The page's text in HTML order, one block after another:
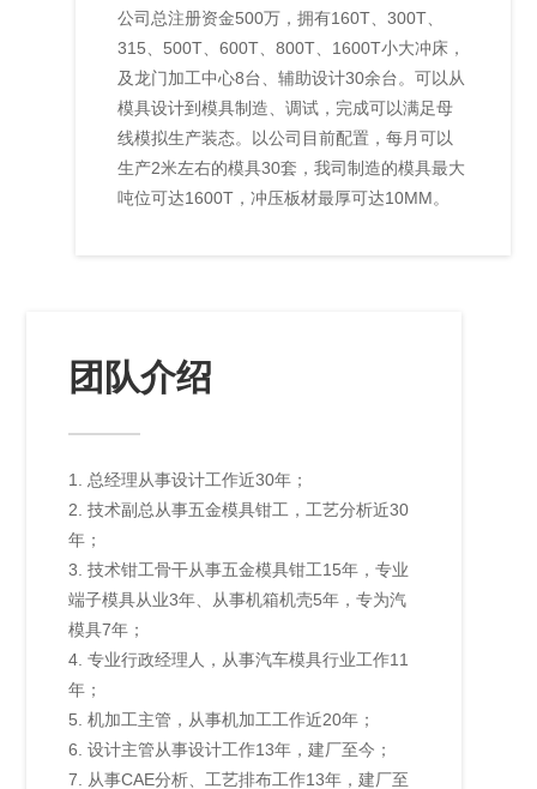
公司总注册资金500万，拥有160T、300T、
315、500T、600T、800T、1600T小大冲床，
及龙门加工中心8台、辅助设计30余台。可以从
模具设计到模具制造、调试，完成可以满足母
线模拟生产装态。以公司目前配置，每月可以
生产2米左右的模具30套，我司制造的模具最大
吨位可达1600T，冲压板材最厚可达10MM。
团队介绍
1. 总经理从事设计工作近30年；
2. 技术副总从事五金模具钳工，工艺分析近30
年；
3. 技术钳工骨干从事五金模具钳工15年，专业
端子模具从业3年、从事机箱机壳5年，专为汽
模具7年；
4. 专业行政经理人，从事汽车模具行业工作11
年；
5. 机加工主管，从事机加工工作近20年；
6. 设计主管从事设计工作13年，建厂至今；
7. 从事CAE分析、工艺排布工作13年，建厂至